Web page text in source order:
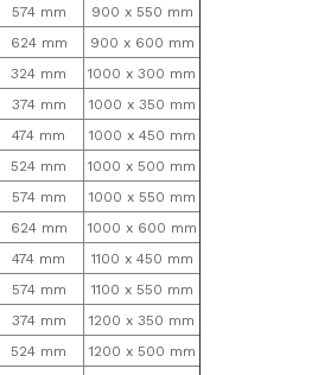
574 mm
900 x 550 mm
624 mm
900 x 600 mm
324 mm
1000 x 300 mm
374 mm
1000 x 350 mm
474 mm
1000 x 450 mm
524 mm
1000 x 500 mm
574 mm
1000 x 550 mm
624 mm
1000 x 600 mm
474 mm
1100 x 450 mm
574 mm
1100 x 550 mm
374 mm
1200 x 350 mm
524 mm
1200 x 500 mm